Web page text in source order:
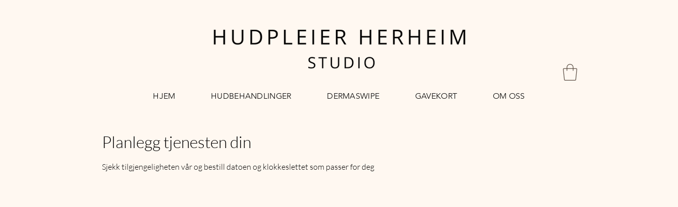
HJEM HUDBEHANDLINGER DERMASWIPE GAVEKORT OM OSS
Planlegg tjenesten din
Sjekk tilgjengeligheten vår og bestill datoen og klokkeslettet som passer for deg